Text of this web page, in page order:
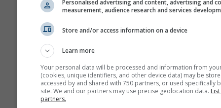
tener un impacto significativo
inmunidad a las
pulmonares
NO₂ causa problemas
Personalised advertising and content, advertising and
measurement, audience research and services
Store and/or access information on a device
Learn more
Your personal data will be processed and information from
(cookies, unique identifiers, and other device data) may be
accessed by and shared with 750 partners, or used specifically
site. We and our partners may use precise geolocation data.
partners.